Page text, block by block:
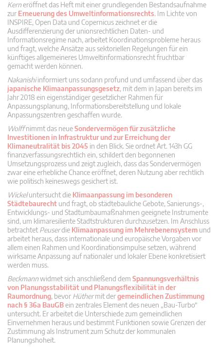
Kerneröffnet das Heft mit einer grundlegenden Bestandsaufnahme
zur Erneuerung des Umweltinformationsrechts. Im Lichte von
INSPIRE, Open Data und Copernicus zeichnet er die
Ausdifferenzierung der unionsrechtlichen Daten- und
Informationsregime nach, arbeitet Koordinationsprobleme heraus
und fragt, welche Ansätze aus sektoriellen Regelungen für ein
künftiges allgemeineres Umweltinformationsrecht fruchtbar
gemacht werden können.
Nakanishiinformiert uns sodann profund und umfassend über das
japanische Klimaanpassungsgesetz, mit dem in Japan bereits im
Jahr 2018 ein eigenständiger gesetzlicher Rahmen für
Anpassungsplanung, Informationsbereitstellung und lokale
Anpassungszentren geschaffen wurde.
Wolffnimmt das neueSondervermögen für zusätzliche
Investitionen in Infrastruktur und zur Erreichung der
Klimaneutralität bis 2045 in den Blick. Sie ordnet Art. 143h GG
finanzverfassungsrechtlich ein, schildert den begonnenen
Umsetzungsprozess und zeigt zugleich, dass das Sondervermögen
zwar eine erhebliche Chance eröffnet, deren Nutzung aber rechtlich
wie politisch keineswegs gesichert ist.
Wickeluntersucht die Klimaanpassung im besonderen
Städtebaurecht und fragt, ob städtebauliche Gebote, Sanierungs-,
Entwicklungs- und Stadtumbaumaßnahmen geeignete Instrumente
sind, um klimaresiliente Stadtstrukturen durchzusetzen. Im Anschluss
betrachtet Peuserdie Klimaanpassung im Mehrebenensystem und
arbeitet heraus, dass internationale und europäische Vorgaben vor
allem einen Rahmen und Koordinationsimpulse setzen, während
wirksame Anpassung auf nationaler und lokaler Ebene konkretisiert
werden muss.
Beckmannwidmet sich anschließend dem Spannungsverhältnis
von Planungsstabilität und Planungsflexibilität in der
Raumordnung, bevor Hüthermit dergemeindlichen Zustimmung
nach § 36a BauGBein zentrales Element des neuen „Bau-Turbo“
untersucht. Er arbeitet die Unterschiede zum gemeindlichen
Einvernehmen heraus und bestimmt Funktionen sowie Grenzen der
Zustimmung als Instrument zum Schutz der kommunalen
Planungshoheit.